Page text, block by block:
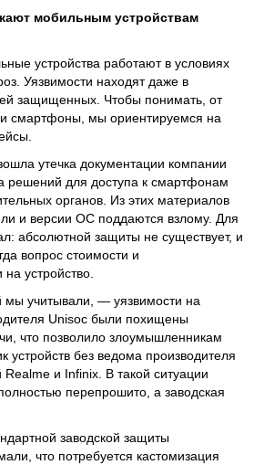
мобильным устройствам
устройства работают в условиях
Уязвимости находят даже в
защищенных. Чтобы понимать, от
смартфоны, мы ориентируемся на
утечка документации компании
решений для доступа к смартфонам
органов. Из этих материалов
и версии ОС поддаются взлому. Для
абсолютной защиты не существует, и
вопрос стоимости и
устройство.
мы учитывали, — уязвимости на
Unisoc были похищены
что позволило злоумышленникам
устройств без ведома производителя
и Infinix. В такой ситуации
перепрошито, а заводская
заводской защиты
что потребуется кастомизация